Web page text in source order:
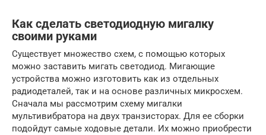
Как сделать светодиодную мигалку
своими руками
Существует множество схем, с помощью которых
можно заставить мигать светодиод. Мигающие
устройства можно изготовить как из отдельных
радиодеталей, так и на основе различных микросхем.
Сначала мы рассмотрим схему мигалки
мультивибратора на двух транзисторах. Для ее сборки
подойдут самые ходовые детали. Их можно приобрести